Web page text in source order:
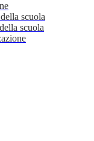
scuola
scuola